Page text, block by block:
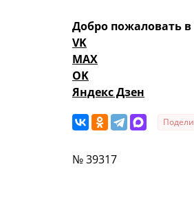
Добро пожаловать
VK
MAX
OK
Яндекс Дзен
№ 39317